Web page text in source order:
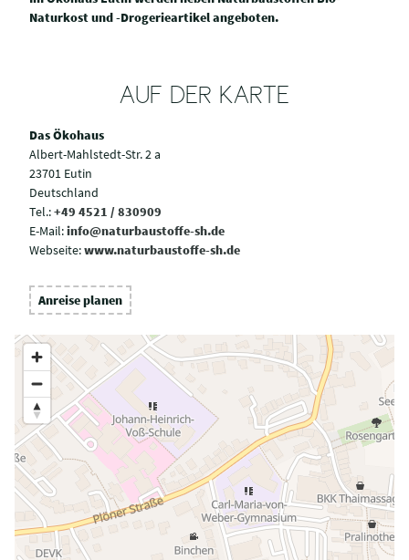
Naturkost und -Drogerieartikel angeboten.
AUF DER KARTE
Das Ökohaus
Albert-Mahlstedt-Str. 2 a
23701 Eutin
Deutschland
Tel.:+49 4521 / 830909
E-Mail:info@naturbaustoffe-sh.de
Webseite:www.naturbaustoffe-sh.de
Anreise planen